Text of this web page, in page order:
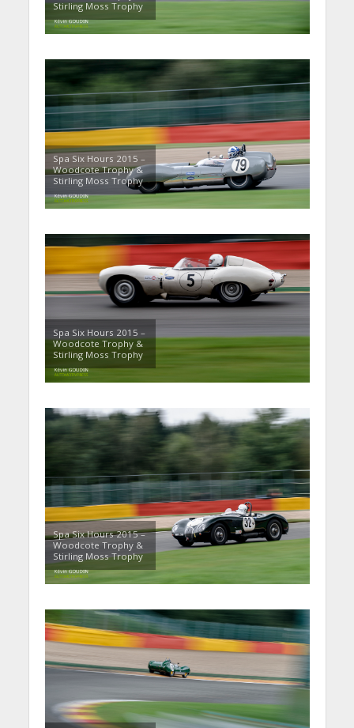
Stirling Moss Trophy
Spa Six Hours 2015 –
Woodcote Trophy &
Stirling Moss Trophy
Spa Six Hours 2015 –
Woodcote Trophy &
Stirling Moss Trophy
Spa Six Hours 2015 –
Woodcote Trophy &
Stirling Moss Trophy